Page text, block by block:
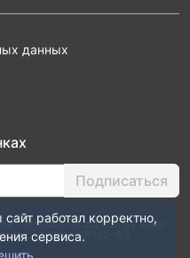
данных
Подписаться
согласие на обработку моих
с законом №152-ФЗ
работал корректно,
сервиса.